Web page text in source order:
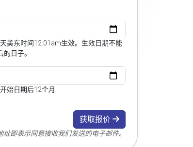
美东时间12:01am生效。生效日期不能
日子。
始日期后12个月
获取报价
址即表示同意接收我们发送的电子邮件。